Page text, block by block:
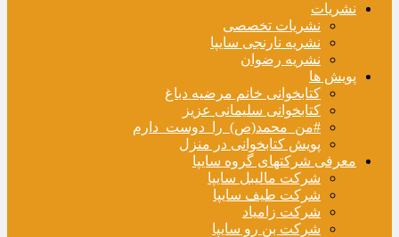
نشریات
نشریات تخصصی
نشریه نارنجی سایپا
نشریه رضوان
پویش ها
کتابخوانی خانم مرضیه دباغ
کتابخوانی سلیمانی عزیز
#من_محمد(ص)_را_دوست_دارم
پویش کتابخوانی در منزل
معرفی شرکتهای گروه سایپا
شرکت مالیبل سایپا
شرکت طیف سایپا
شرکت زامیاد
شرکت بن رو سایپا